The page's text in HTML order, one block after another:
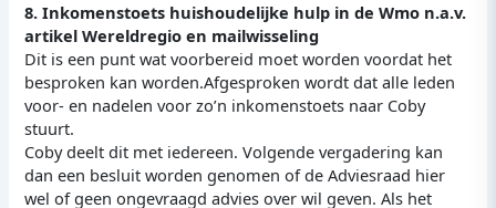
8. Inkomenstoets huishoudelijke hulp in de Wmo n.a.v.
artikel Wereldregio en mailwisseling
Dit is een punt wat voorbereid moet worden voordat het
besproken kan worden.Afgesproken wordt dat alle leden
voor- en nadelen voor zo’n inkomenstoets naar Coby
stuurt.
Coby deelt dit met iedereen. Volgende vergadering kan
dan een besluit worden genomen of de Adviesraad hier
wel of geen ongevraagd advies over wil geven. Als het